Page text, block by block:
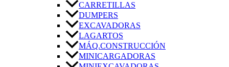
CARRETILLAS
DUMPERS
EXCAVADORAS
LAGARTOS
MÁQ.CONSTRUCCIÓN
MINICARGADORAS